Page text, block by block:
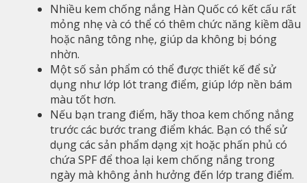
Nhiều kem chống nắng Hàn Quốc có kết cấu rất
mỏng nhẹ và có thể có thêm chức năng kiềm dầu
hoặc nâng tông nhẹ, giúp da không bị bóng
nhờn.
Một số sản phẩm có thể được thiết kế để sử
dụng như lớp lót trang điểm, giúp lớp nền bám
màu tốt hơn.
Nếu bạn trang điểm, hãy thoa kem chống nắng
trước các bước trang điểm khác. Bạn có thể sử
dụng các sản phẩm dạng xịt hoặc phấn phủ có
chứa SPF để thoa lại kem chống nắng trong
ngày mà không ảnh hưởng đến lớp trang điểm.